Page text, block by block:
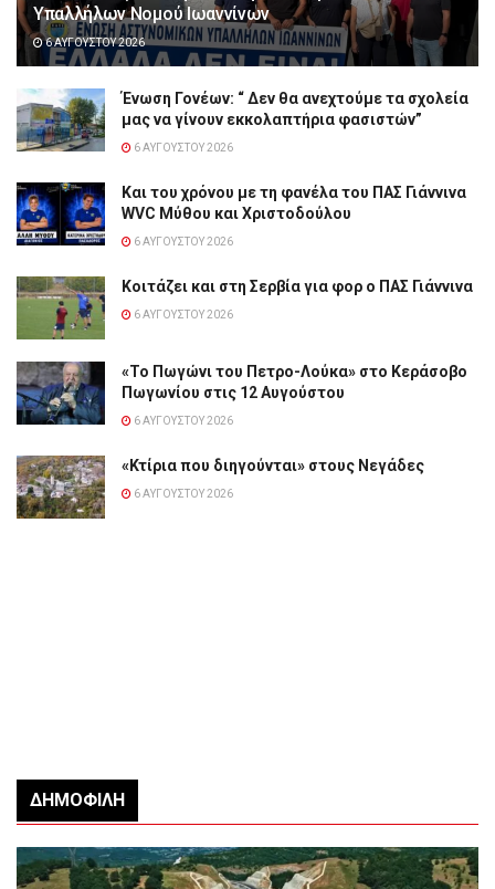
Υπαλλήλων Νομού Ιωαννίνων
6 ΑΥΓΟΎΣΤΟΥ 2026
Ένωση Γονέων: “ Δεν θα ανεχτούμε τα σχολεία
μας να γίνουν εκκολαπτήρια φασιστών”
6 ΑΥΓΟΎΣΤΟΥ 2026
Και του χρόνου με τη φανέλα του ΠΑΣ Γιάννινα
WVC Μύθου και Χριστοδούλου
6 ΑΥΓΟΎΣΤΟΥ 2026
Κοιτάζει και στη Σερβία για φορ ο ΠΑΣ Γιάννινα
6 ΑΥΓΟΎΣΤΟΥ 2026
«Το Πωγώνι του Πετρο-Λούκα» στο Κεράσοβο
Πωγωνίου στις 12 Αυγούστου
6 ΑΥΓΟΎΣΤΟΥ 2026
«Κτίρια που διηγούνται» στους Νεγάδες
6 ΑΥΓΟΎΣΤΟΥ 2026
ΔΗΜΟΦΙΛΉ